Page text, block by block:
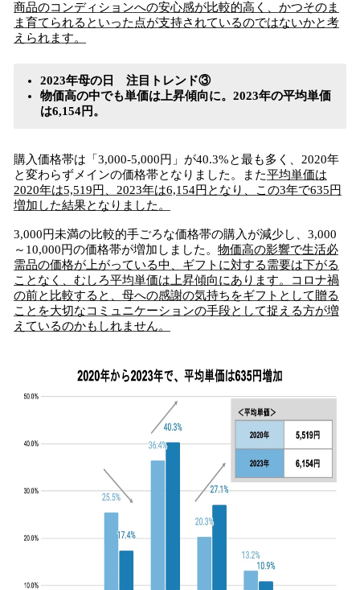
商品のコンディションへの安心感が比較的高く、かつそのま
ま育てられるといった点が支持されているのではないかと考
えられます。
2023年母の日 注目トレンド③
物価高の中でも単価は上昇傾向に。2023年の平均単価
は6,154円。
購入価格帯は「3,000-5,000円」が40.3%と最も多く、2020年
と変わらずメインの価格帯となりました。また平均単価は
2020年は5,519円、2023年は6,154円となり、この3年で635円
増加した結果となりました。
3,000円未満の比較的手ごろな価格帯の購入が減少し、3,000
～10,000円の価格帯が増加しました。 物価高の影響で生活必
需品の価格が上がっている中、ギフトに対する需要は下がる
ことなく、むしろ平均単価は上昇傾向にあります。コロナ禍
の前と比較すると、母への感謝の気持ちをギフトとして贈る
ことを大切なコミュニケーションの手段として捉える方が増
えているのかもしれません。